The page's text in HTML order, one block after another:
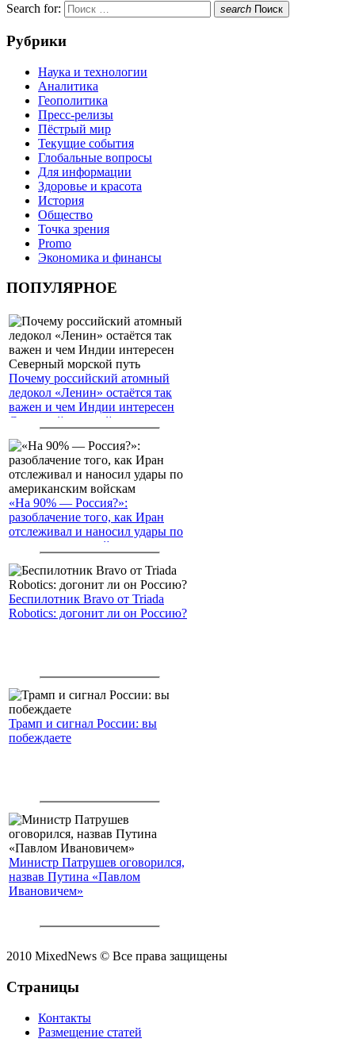
Search for: search Поиск
Рубрики
Наука и технологии
Аналитика
Геополитика
Пресс-релизы
Пёстрый мир
Текущие события
Глобальные вопросы
Для информации
Здоровье и красота
История
Общество
Точка зрения
Promo
Экономика и финансы
ПОПУЛЯРНОЕ
Почему российский атомный
ледокол «Ленин» остаётся так
важен и чем Индии интересен
Северный морской путь
«На 90% — Россия?»:
разоблачение того, как Иран
отслеживал и наносил удары по
американским войскам
Беспилотник Bravo от Triada
Robotics: догонит ли он Россию?
Трамп и сигнал России: вы
побеждаете
Министр Патрушев оговорился,
назвав Путина «Павлом
Ивановичем»
2010 MixedNews © Все права защищены
Страницы
Контакты
Размещение статей